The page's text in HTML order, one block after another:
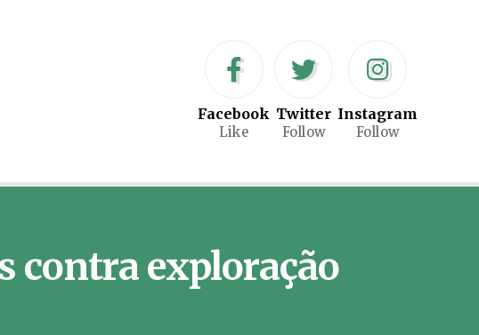
Facebook
Like
Twitter
Follow
Instagram
Follow
contra exploração